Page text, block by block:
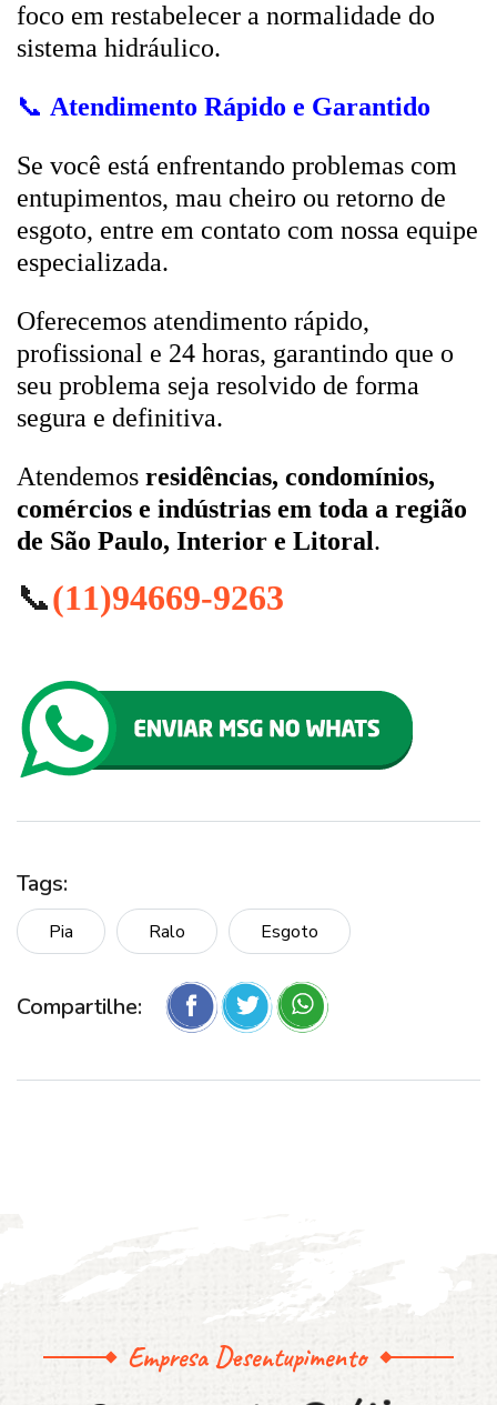
foco em restabelecer a normalidade do
sistema hidráulico.
📞 Atendimento Rápido e Garantido
Se você está enfrentando problemas com
entupimentos, mau cheiro ou retorno de
esgoto, entre em contato com nossa equipe
especializada.
Oferecemos atendimento rápido,
profissional e 24 horas, garantindo que o
seu problema seja resolvido de forma
segura e definitiva.
Atendemos residências, condomínios,
comércios e indústrias em toda a região
de São Paulo, Interior e Litoral.
📞(11)94669-9263
Tags:
Pia Ralo Esgoto
Compartilhe:
Empresa Desentupimento